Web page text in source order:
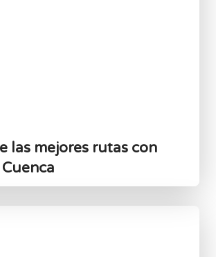
las mejores rutas con